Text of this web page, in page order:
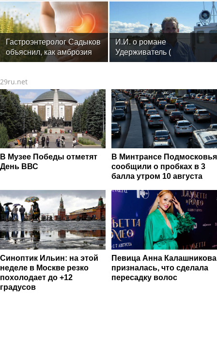
Гастроэнтеролог Садыков
объяснил, как амброзия
может влиять на ЖКТ
И.И. о романе
Удерживатель (
Удерживающий сейчас )
Малышева ( роман
опубликован в 2016 г. )
29ru.net
В Музее Победы отметят
День ВВС
В Минтрансе Подмосковья
сообщили о пробках в 3
балла утром 10 августа
Синоптик Ильин: на этой
неделе в Москве резко
похолодает до +12
градусов
Певица Анна Калашникова
призналась, что сделала
пересадку волос